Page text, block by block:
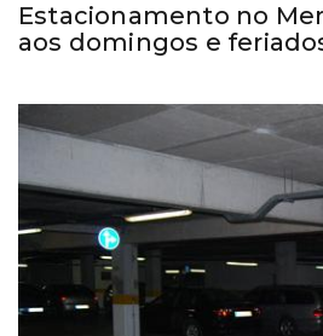
Estacionamento no
aos domingos e